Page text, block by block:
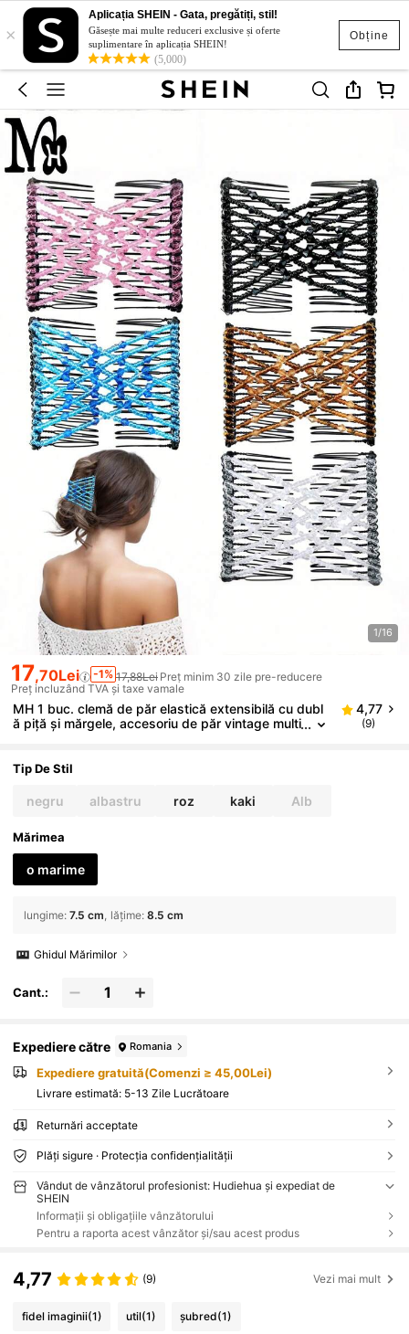
Obține
×
Aplicația SHEIN - Gata, pregătiți, stil!
Găsește mai multe reduceri exclusive și oferte
suplimentare în aplicația SHEIN!
(5,000)
1/16
17,70Lei -1% 17,88Lei Preț minim 30 zile pre-reducere
Preț incluzând TVA și taxe vamale
MH 1 buc. clemă de păr elastică extensibilă cu dubl
ă piță și mărgele, accesoriu de păr vintage multi
4,77
(9)
Tip De Stil
negru albastru roz kaki Alb
Mărimea
o marime
lungime: 7.5 cm lățime: 8.5 cm
Ghidul Mărimilor
Cant.:
Expediere către Romania
Expediere gratuită(Comenzi ≥ 45,00Lei)
Livrare estimată: 5-13 Zile Lucrătoare
Returnări acceptate
Plăți sigure · Protecția confidențialității
Vândut de vânzătorul profesionist: Hudiehua și expediat de
SHEIN
Informații și obligațiile vânzătorului
Pentru a raporta acest vânzător și/sau acest produs
4,77 (9) Vezi mai mult
fidel imaginii(1) util(1) șubred(1)